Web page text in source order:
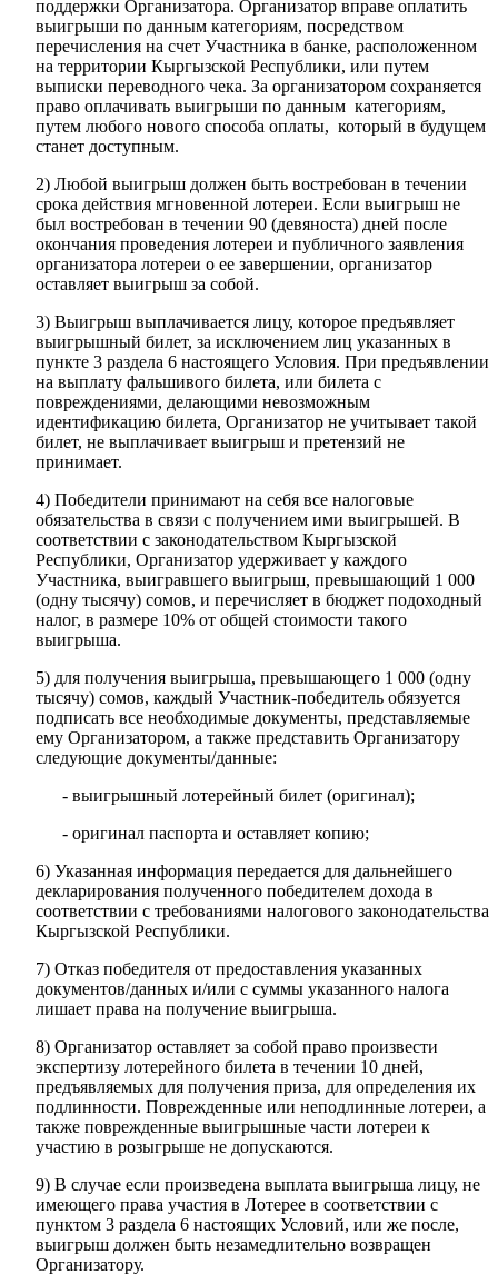
поддержки Организатора. Организатор вправе оплатить
выигрыши по данным категориям, посредством
перечисления на счет Участника в банке, расположенном
на территории Кыргызской Республики, или путем
выписки переводного чека. За организатором сохраняется
право оплачивать выигрыши по данным категориям,
путем любого нового способа оплаты, который в будущем
станет доступным.
2) Любой выигрыш должен быть востребован в течении
срока действия мгновенной лотереи. Если выигрыш не
был востребован в течении 90 (девяноста) дней после
окончания проведения лотереи и публичного заявления
организатора лотереи о ее завершении, организатор
оставляет выигрыш за собой.
3) Выигрыш выплачивается лицу, которое предъявляет
выигрышный билет, за исключением лиц указанных в
пункте 3 раздела 6 настоящего Условия. При предъявлении
на выплату фальшивого билета, или билета с
повреждениями, делающими невозможным
идентификацию билета, Организатор не учитывает такой
билет, не выплачивает выигрыш и претензий не
принимает.
4) Победители принимают на себя все налоговые
обязательства в связи с получением ими выигрышей. В
соответствии с законодательством Кыргызской
Республики, Организатор удерживает у каждого
Участника, выигравшего выигрыш, превышающий 1 000
(одну тысячу) сомов, и перечисляет в бюджет подоходный
налог, в размере 10% от общей стоимости такого
выигрыша.
5) для получения выигрыша, превышающего 1 000 (одну
тысячу) сомов, каждый Участник-победитель обязуется
подписать все необходимые документы, представляемые
ему Организатором, а также представить Организатору
следующие документы/данные:
- выигрышный лотерейный билет (оригинал);
- оригинал паспорта и оставляет копию;
6) Указанная информация передается для дальнейшего
декларирования полученного победителем дохода в
соответствии с требованиями налогового законодательства
Кыргызской Республики.
7) Отказ победителя от предоставления указанных
документов/данных и/или с суммы указанного налога
лишает права на получение выигрыша.
8) Организатор оставляет за собой право произвести
экспертизу лотерейного билета в течении 10 дней,
предъявляемых для получения приза, для определения их
подлинности. Поврежденные или неподлинные лотереи, а
также поврежденные выигрышные части лотереи к
участию в розыгрыше не допускаются.
9) В случае если произведена выплата выигрыша лицу, не
имеющего права участия в Лотерее в соответствии с
пунктом 3 раздела 6 настоящих Условий, или же после,
выигрыш должен быть незамедлительно возвращен
Организатору.